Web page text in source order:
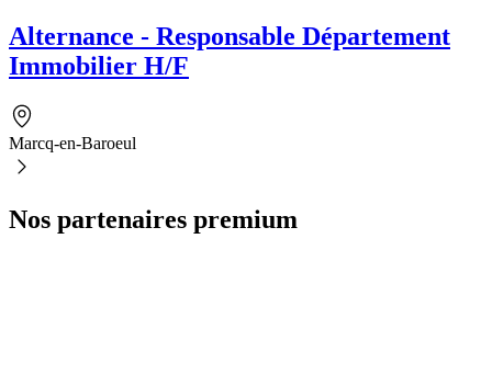
Alternance - Responsable Département
Immobilier H/F
Marcq-en-Baroeul
Nos partenaires premium